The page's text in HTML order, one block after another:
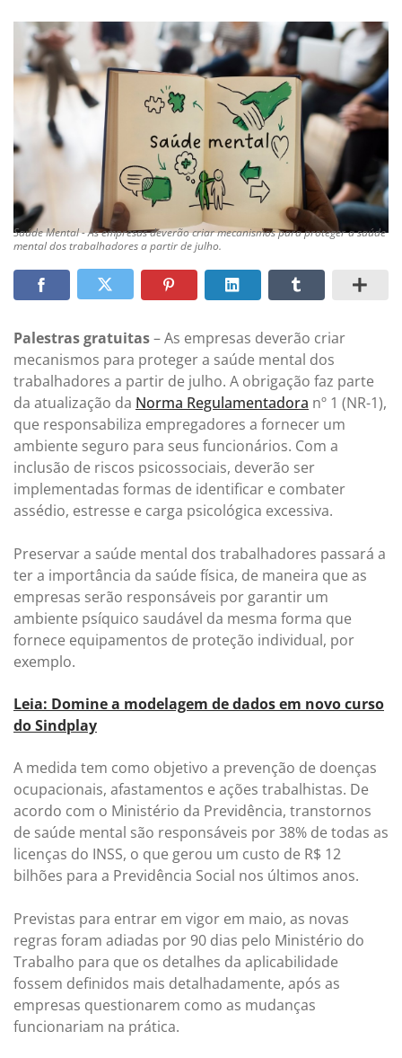
Saúde Mental - As empresas deverão criar mecanismos para proteger a saúde
mental dos trabalhadores a partir de julho.
Palestras gratuitas– As empresas deverão criar
mecanismos para proteger a saúde mental dos
trabalhadores a partir de julho. A obrigação faz parte
da atualização da Norma Regulamentadora nº 1 (NR-1),
que responsabiliza empregadores a fornecer um
ambiente seguro para seus funcionários. Com a
inclusão de riscos psicossociais, deverão ser
implementadas formas de identificar e combater
assédio, estresse e carga psicológica excessiva.
Preservar a saúde mental dos trabalhadores passará a
ter a importância da saúde física, de maneira que as
empresas serão responsáveis por garantir um
ambiente psíquico saudável da mesma forma que
fornece equipamentos de proteção individual, por
exemplo.
Leia: Domine a modelagem de dados em novo curso
do Sindplay
A medida tem como objetivo a prevenção de doenças
ocupacionais, afastamentos e ações trabalhistas. De
acordo com o Ministério da Previdência, transtornos
de saúde mental são responsáveis por 38% de todas as
licenças do INSS, o que gerou um custo de R$ 12
bilhões para a Previdência Social nos últimos anos.
Previstas para entrar em vigor em maio, as novas
regras foram adiadas por 90 dias pelo Ministério do
Trabalho para que os detalhes da aplicabilidade
fossem definidos mais detalhadamente, após as
empresas questionarem como as mudanças
funcionariam na prática.